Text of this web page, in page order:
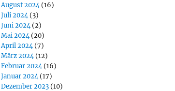
August 2024(16)
Juli 2024(3)
Juni 2024(2)
Mai 2024(20)
April 2024(7)
März 2024(12)
Februar 2024(16)
Januar 2024(17)
Dezember 2023 (10)